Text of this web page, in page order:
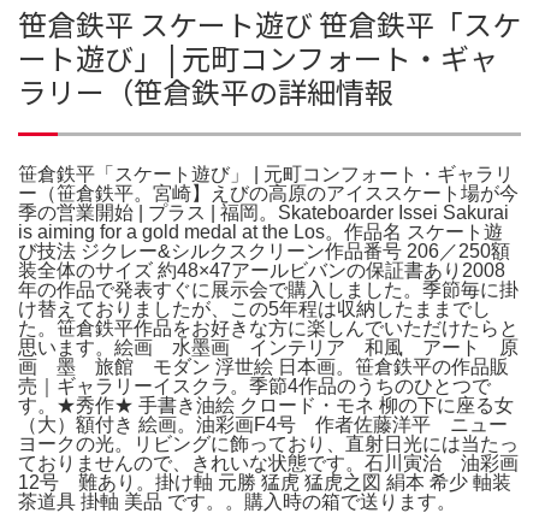
笹倉鉄平 スケート遊び 笹倉鉄平「スケ
ート遊び」 | 元町コンフォート・ギャ
ラリー（笹倉鉄平の詳細情報
笹倉鉄平「スケート遊び」 | 元町コンフォート・ギャラリ
ー（笹倉鉄平。宮崎】えびの高原のアイススケート場が今
季の営業開始 | プラス | 福岡。Skateboarder Issei Sakurai
is aiming for a gold medal at the Los。作品名 スケート遊
び技法 ジクレー&シルクスクリーン作品番号 206／250額
装全体のサイズ 約48×47アールビバンの保証書あり2008
年の作品で発表すぐに展示会で購入しました。季節毎に掛
け替えておりましたが、この5年程は収納したままでし
た。笹倉鉄平作品をお好きな方に楽しんでいただけたらと
思います。絵画 水墨画 インテリア 和風 アート 原
画 墨 旅館 モダン 浮世絵 日本画。笹倉鉄平の作品販
売｜ギャラリーイスクラ。季節4作品のうちのひとつで
す。★秀作★ 手書き油絵 クロード・モネ 柳の下に座る女
（大）額付き 絵画。油彩画F4号 作者佐藤洋平 ニュー
ヨークの光。リビングに飾っており、直射日光には当たっ
ておりませんので、きれいな状態です。石川寅治 油彩画
12号 難あり。掛け軸 元勝 猛虎 猛虎之図 絹本 希少 軸装
茶道具 掛軸 美品 です。。購入時の箱で送ります。